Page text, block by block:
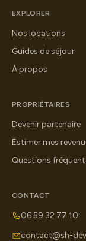
EXPLORER
Nos locations
Guides de séjour
À propos
PROPRIÉTAIRES
Devenir partenaire
Estimer mes
Questions
CONTACT
06 59 32 77 10
contact@sh-